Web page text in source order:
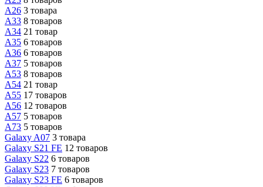
A26 3 товара
A33 8 товаров
A34 21 товар
A35 6 товаров
A36 6 товаров
A37 5 товаров
A53 8 товаров
A54 21 товар
A55 17 товаров
A56 12 товаров
A57 5 товаров
A73 5 товаров
Galaxy A07 3 товара
Galaxy S21 FE 12 товаров
Galaxy S22 6 товаров
Galaxy S23 7 товаров
Galaxy S23 FE 6 товаров